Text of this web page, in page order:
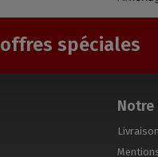
offres spéciales
Livraison